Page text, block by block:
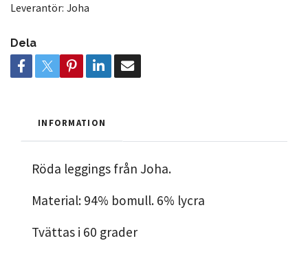
Leverantör: Joha
Dela
INFORMATION
Röda leggings från Joha.
Material: 94% bomull. 6% lycra
Tvättas i 60 grader